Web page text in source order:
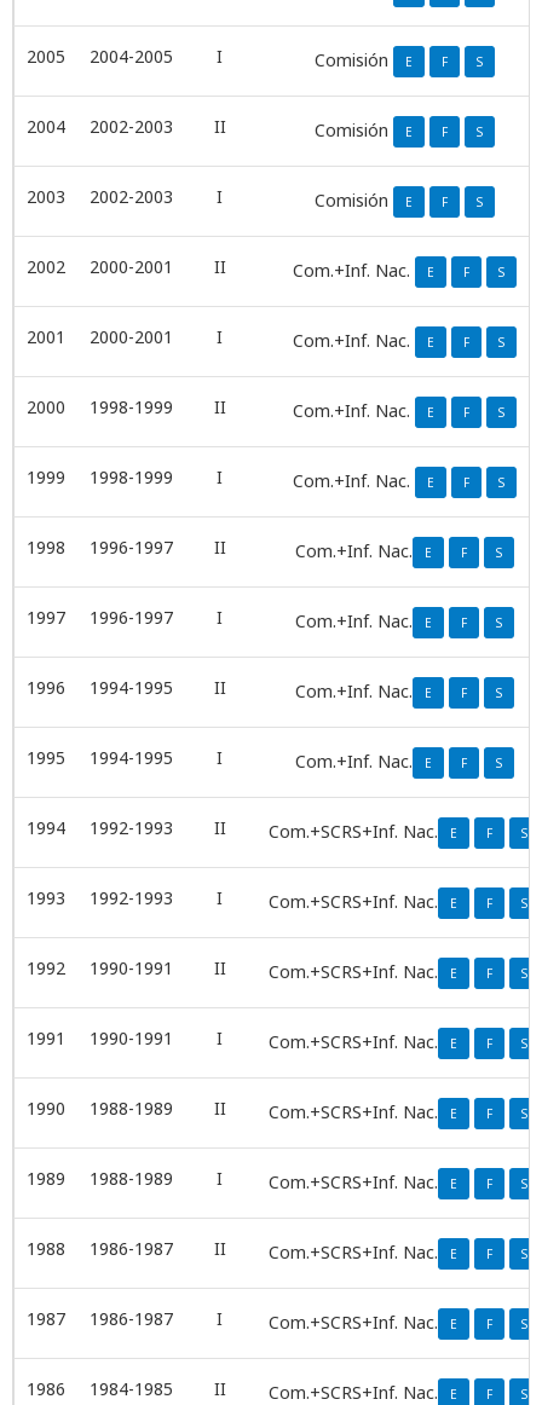
2005 2004-2005 I Comisión E F S
2004 2002-2003 II Comisión E F S
2003 2002-2003 I Comisión E F S
2002 2000-2001 II Com.+Inf. Nac. E F S
2001 2000-2001 I Com.+Inf. Nac. E F S
2000 1998-1999 II Com.+Inf. Nac. E F S
1999 1998-1999 I Com.+Inf. Nac. E F S
1998 1996-1997 II Com.+Inf. Nac. E F S
1997 1996-1997 I Com.+Inf. Nac. E F S
1996 1994-1995 II Com.+Inf. Nac. E F S
1995 1994-1995 I Com.+Inf. Nac. E F S
1994 1992-1993 II Com.+SCRS+Inf. Nac. E F S
1993 1992-1993 I Com.+SCRS+Inf. Nac. E F S
1992 1990-1991 II Com.+SCRS+Inf. Nac. E F S
1991 1990-1991 I Com.+SCRS+Inf. Nac. E F S
1990 1988-1989 II Com.+SCRS+Inf. Nac. E F S
1989 1988-1989 I Com.+SCRS+Inf. Nac. E F S
1988 1986-1987 II Com.+SCRS+Inf. Nac. E F S
1987 1986-1987 I Com.+SCRS+Inf. Nac. E F S
1986 1984-1985 II Com.+SCRS+Inf. Nac. E F S